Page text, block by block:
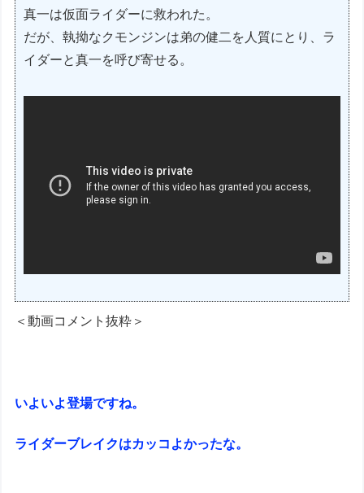
真一は仮面ライダーに救われた。
だが、執拗なクモンジンは弟の健二を人質にとり、ラ
イダーと真一を呼び寄せる。
＜動画コメント抜粋＞
いよいよ登場ですね。
ライダーブレイクはカッコよかったな。